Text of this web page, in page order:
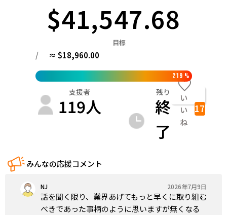
香川 高知
熊本
$41,547.68
目標
/ ≈ $18,960.00
219 %
支援者
119人
残り
終
了
い
い
ね
17
みんなの応援コメント
NJ 2026年7月9日
話を聞く限り、業界あげてもっと早くに取り組む
べきであった事柄のように思いますが無くなる